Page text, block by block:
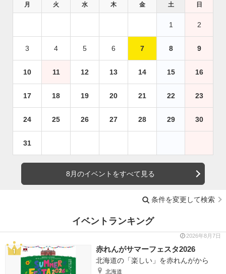
月 火 水 木 金 土 日
1 2
3 4 5 6 7 8 9
10 11 12 13 14 15 16
17 18 19 20 21 22 23
24 25 26 27 28 29 30
31
8月のイベントをすべて見る
条件を変更して検索
イベントランキング
2026年8月7日
赤れんがサマーフェスタ2026
北海道の「楽しい」を赤れんがから
北海道